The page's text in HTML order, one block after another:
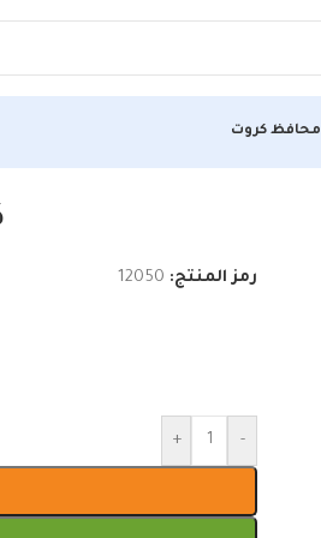
محافظ كروت
رمز المنتج: 12050
-
+